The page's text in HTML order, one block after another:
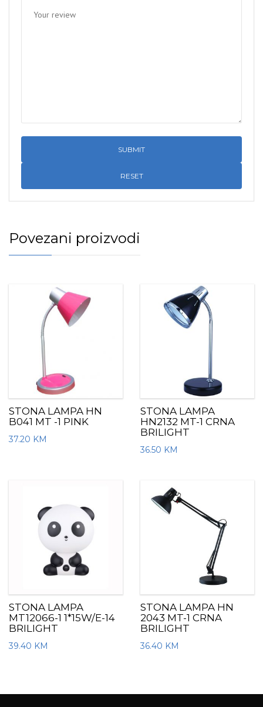
RESET
Povezani proizvodi
STONA LAMPA HN
B041 MT -1 PINK
37.20 KM
STONA LAMPA
HN2132 MT-1 CRNA
BRILIGHT
36.50 KM
STONA LAMPA
MT12066-1 1*15W/E-14
BRILIGHT
39.40 KM
STONA LAMPA HN
2043 MT-1 CRNA
BRILIGHT
36.40 KM